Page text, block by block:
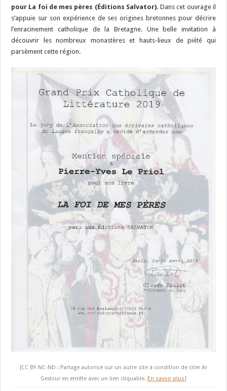
pour La foi de mes pères (Éditions Salvator). Dans cet ouvrage il
s’appuie sur son expérience de ses origines bretonnes pour décrire
l’enracinement catholique de la Bretagne. Une belle invitation à
découvrir les nombreux monastères et hauts-lieux de piété qui
parsèment cette région.
[CC BY-NC-ND : Partage autorisé sur un autre site à condition de citer Ar
Gedour en entête avec un lien cliquable. En savoir plus]